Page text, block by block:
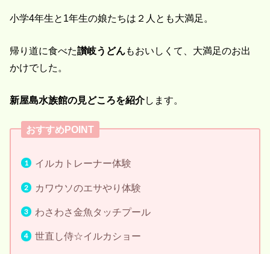
小学4年生と1年生の娘たちは２人とも大満足。
帰り道に食べた讃岐うどんもおいしくて、大満足のお出
かけでした。
新屋島水族館の見どころを紹介します。
おすすめPOINT
イルカトレーナー体験
カワウソのエサやり体験
わさわさ金魚タッチプール
世直し侍☆イルカショー